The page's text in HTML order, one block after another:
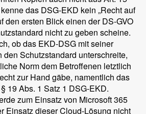
das DSG-EKD kein „Recht auf
den ersten Blick einen der DS-GVO
nicht zu geben scheine.
ob das EKD-DSG mit seiner
Schutzstandard unterschreite,
Norm dem Betroffenen letztlich
zur Hand gäbe, namentlich das
19 Abs. 1 Satz 1 DSG-EKD.
zum Einsatz von Microsoft 365
Einsatz dieser Cloud-Lösung nicht